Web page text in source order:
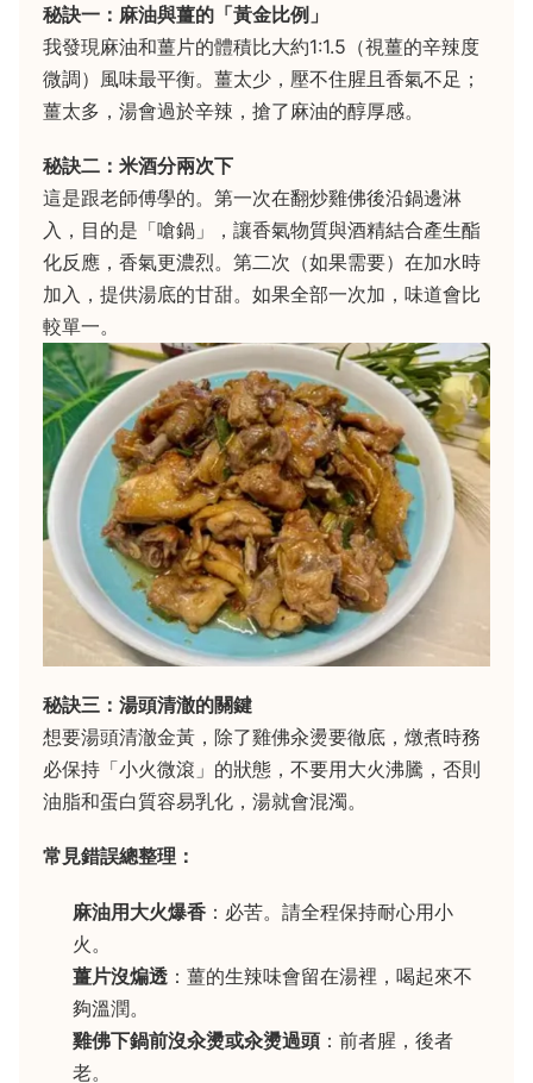
秘訣一：麻油與薑的「黃金比例」
我發現麻油和薑片的體積比大約1:1.5（視薑的辛辣度
微調）風味最平衡。薑太少，壓不住腥且香氣不足；
薑太多，湯會過於辛辣，搶了麻油的醇厚感。
秘訣二：米酒分兩次下
這是跟老師傅學的。第一次在翻炒雞佛後沿鍋邊淋
入，目的是「嗆鍋」，讓香氣物質與酒精結合產生酯
化反應，香氣更濃烈。第二次（如果需要）在加水時
加入，提供湯底的甘甜。如果全部一次加，味道會比
較單一。
秘訣三：湯頭清澈的關鍵
想要湯頭清澈金黃，除了雞佛汆燙要徹底，燉煮時務
必保持「小火微滾」的狀態，不要用大火沸騰，否則
油脂和蛋白質容易乳化，湯就會混濁。
常見錯誤總整理：
麻油用大火爆香 ：必苦。請全程保持耐心用小
火。
薑片沒煸透 ：薑的生辣味會留在湯裡，喝起來不
夠溫潤。
雞佛下鍋前沒汆燙或汆燙過頭 ：前者腥，後者
老。